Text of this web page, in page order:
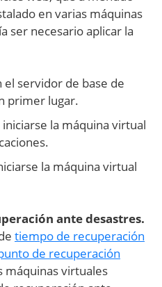
en varias máquinas
ser necesario aplicar la
servidor de base de
primer lugar.
la máquina virtual
la máquina virtual
ante desastres.
tiempo de recuperación
de recuperación
máquinas virtuales